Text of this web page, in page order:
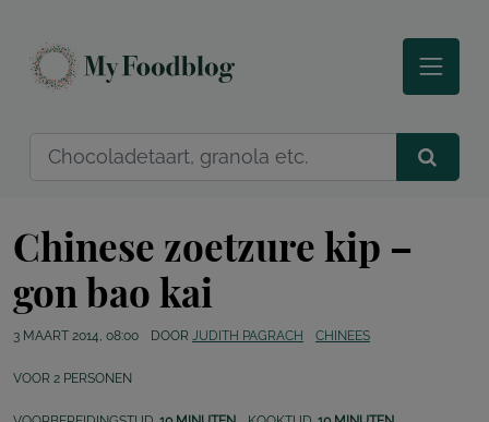
Chinese zoetzure kip –
gon bao kai
3 MAART 2014, 08:00 DOOR JUDITH PAGRACH CHINEES
VOOR 2 PERSONEN